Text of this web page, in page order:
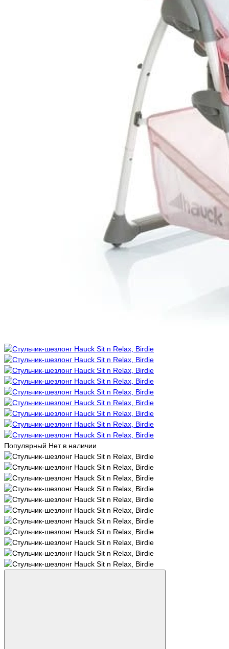
Популярный Нет в наличии